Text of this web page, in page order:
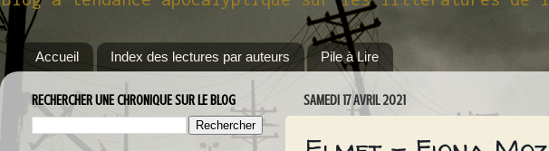
Accueil Index des lectures par auteurs Pile à Lire
SAMEDI 17 AVRIL 2021
RECHERCHER UNE CHRONIQUE SUR LE BLOG